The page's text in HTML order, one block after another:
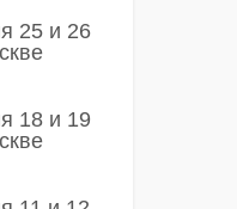
25 и 26
18 и 19